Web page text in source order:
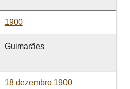
1900
Guimarães
18 dezembro 1900